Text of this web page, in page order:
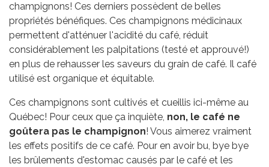
champignons! Ces derniers possèdent de belles
propriétés bénéfiques. Ces champignons médicinaux
permettent d'atténuer l'acidité du café, réduit
considérablement les palpitations (testé et approuvé!)
en plus de rehausser les saveurs du grain de café. Il café
utilisé est organique et équitable.
Ces champignons sont cultivés et cueillis ici-même au
Québec! Pour ceux que ça inquiète, non, le café ne
goûtera pas le champignon! Vous aimerez vraiment
les effets positifs de ce café. Pour en avoir bu, bye bye
les brûlements d'estomac causés par le café et les